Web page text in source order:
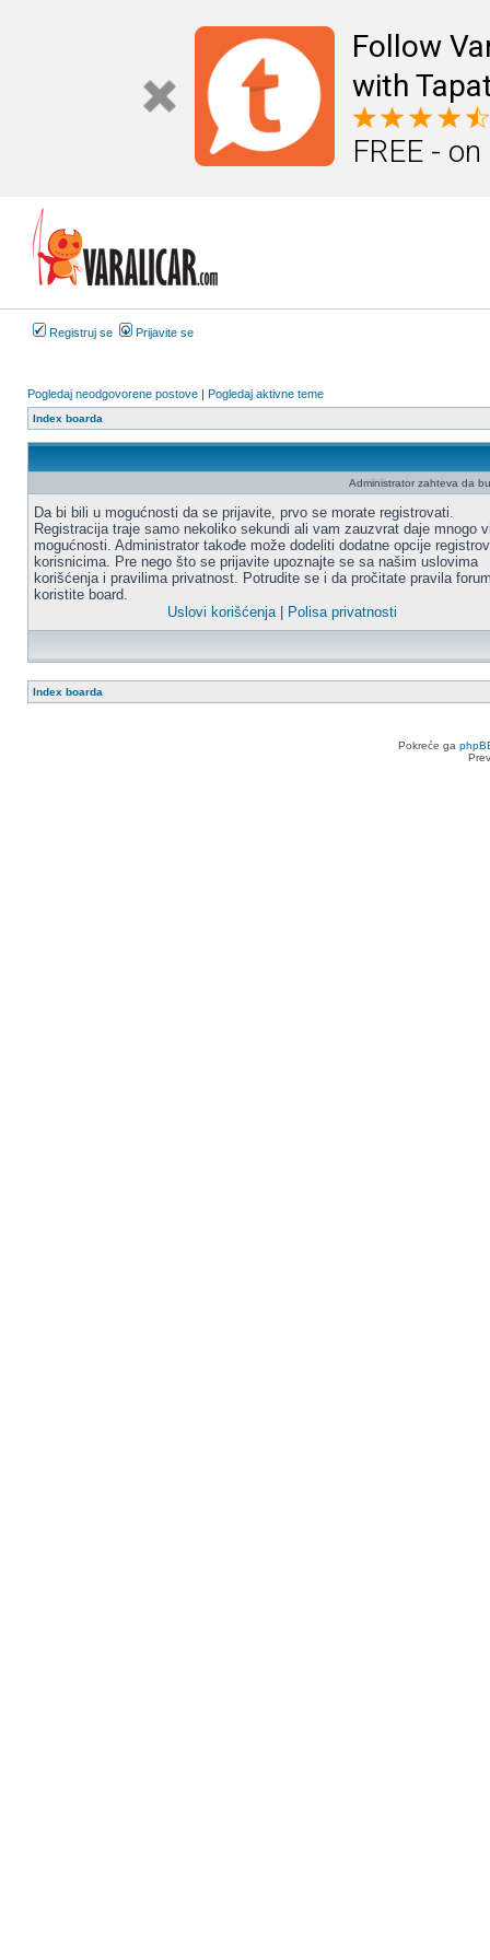
Follow
with
FREE -
Registruj se Prijavite se
Pogledaj neodgovorene postove | Pogledaj aktivne teme
Index boarda
Administrator zahteva da
Da bi bili u mogućnosti da se prijavite, prvo se morate registrovati.
Registracija traje samo nekoliko sekundi ali vam zauzvrat daje mnogo
mogućnosti. Administrator takođe može dodeliti dodatne opcije
korisnicima. Pre nego što se prijavite upoznajte se sa našim uslovima
korišćenja i pravilima privatnost. Potrudite se i da pročitate pravila
koristite board.
Uslovi korišćenja| Polisa privatnosti
Index boarda
Pokreće ga